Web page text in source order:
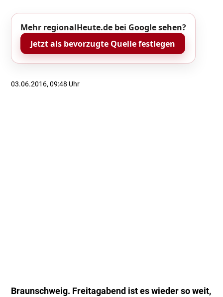
Mehr regionalHeute.de bei Google sehen?
Jetzt als bevorzugte Quelle festlegen
03.06.2016, 09:48 Uhr
Braunschweig. Freitagabend ist es wieder so weit,